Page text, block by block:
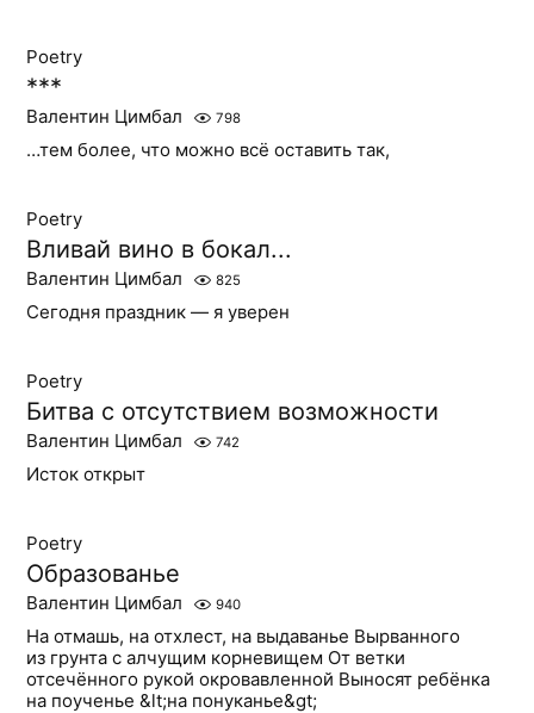
Poetry
***
Валентин Цимбал 798
…тем более, что можно всё оставить так,
Poetry
Вливай вино в бокал...
Валентин Цимбал 825
Сегодня праздник — я уверен
Poetry
Битва с отсутствием возможности
Валентин Цимбал 742
Исток открыт
Poetry
Образованье
Валентин Цимбал 940
На отмашь, на отхлест, на выдаванье Вырванного
из грунта с алчущим корневищем От ветки
отсечённого рукой окровавленной Выносят ребёнка
на поученье &lt;на понуканье&gt;